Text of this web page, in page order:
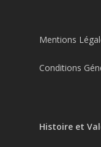
Mentions
Conditions
Histoire et